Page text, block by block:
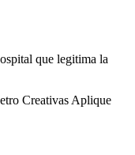
que legitima la
Creativas Aplique